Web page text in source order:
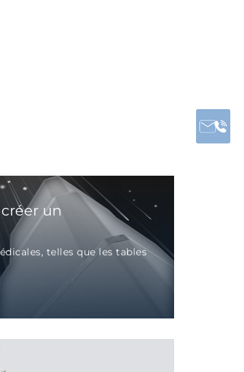
un
telles que les tables